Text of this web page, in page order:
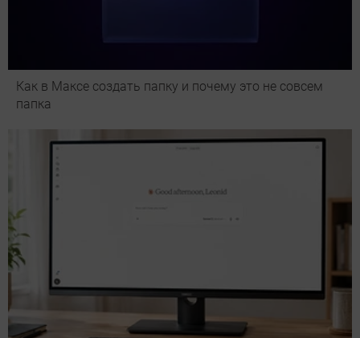
Как в Максе создать папку и почему это не совсем
папка